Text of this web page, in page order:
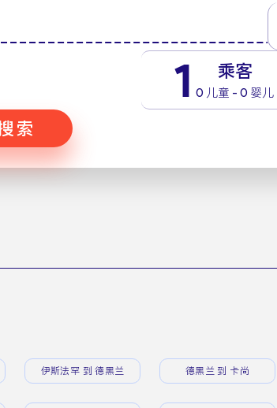
1 乘客
0 儿童 - 0 婴儿
索
伊斯法罕 到 德黑兰 德黑兰 到 卡尚